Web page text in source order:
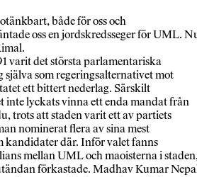
både för oss och
oss en jordskredsseger för UML.
varit det största parlamentariska
själva som regeringsalternativet mot
ett bittert nederlag. Särskilt
inte lyckats vinna ett enda mandat från
trots att staden varit ett av partiets
nominerat flera av sina mest
kandidater där. Inför valet fanns
mellan UML och maoisterna i
förkastade. Madhav Kumar